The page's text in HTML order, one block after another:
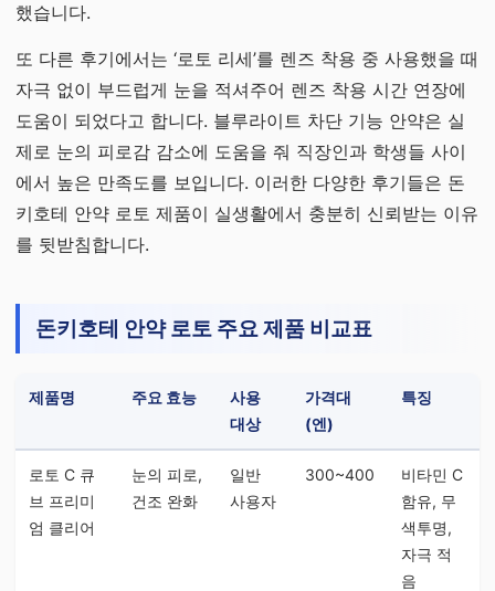
했습니다.
또 다른 후기에서는 ‘로토 리세’를 렌즈 착용 중 사용했을 때
자극 없이 부드럽게 눈을 적셔주어 렌즈 착용 시간 연장에
도움이 되었다고 합니다. 블루라이트 차단 기능 안약은 실
제로 눈의 피로감 감소에 도움을 줘 직장인과 학생들 사이
에서 높은 만족도를 보입니다. 이러한 다양한 후기들은 돈
키호테 안약 로토 제품이 실생활에서 충분히 신뢰받는 이유
를 뒷받침합니다.
돈키호테 안약 로토 주요 제품 비교표
제품명 주요 효능
사용
대상
가격대
(엔)
특징
로토 C 큐
브 프리미
엄 클리어
눈의 피로,
건조 완화
일반
사용자
300~400
비타민 C
함유, 무
색투명,
자극 적
음